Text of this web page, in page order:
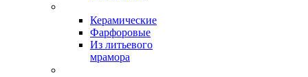
Керамические
Фарфоровые
Из литьевого
мрамора